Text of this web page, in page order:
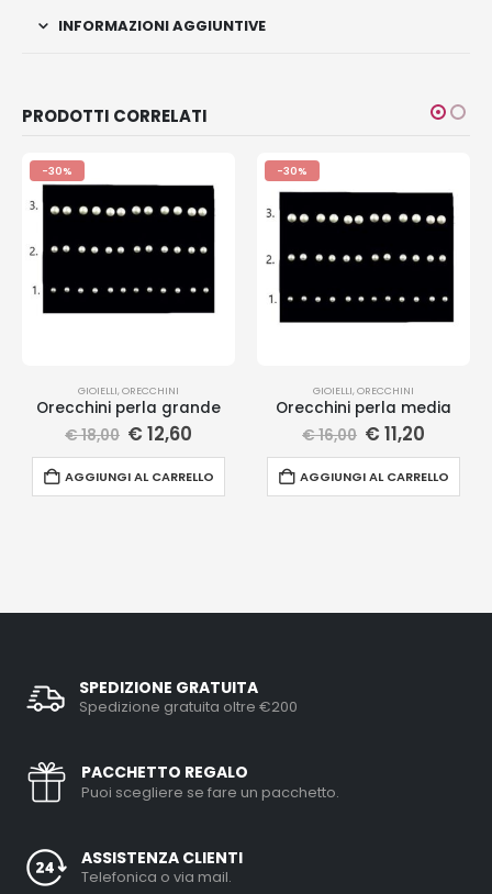
INFORMAZIONI AGGIUNTIVE
PRODOTTI CORRELATI
-30%
GIOIELLI,ORECCHINI
Orecchini perla grande
€18,00 € 12,60
AGGIUNGI AL CARRELLO
-30%
GIOIELLI,ORECCHINI
Orecchini perla media
€16,00 € 11,20
AGGIUNGI AL CARRELLO
SPEDIZIONE GRATUITA
Spedizione gratuita oltre €200
PACCHETTO REGALO
Puoi scegliere se fare un pacchetto.
ASSISTENZA CLIENTI
Telefonica o via mail.